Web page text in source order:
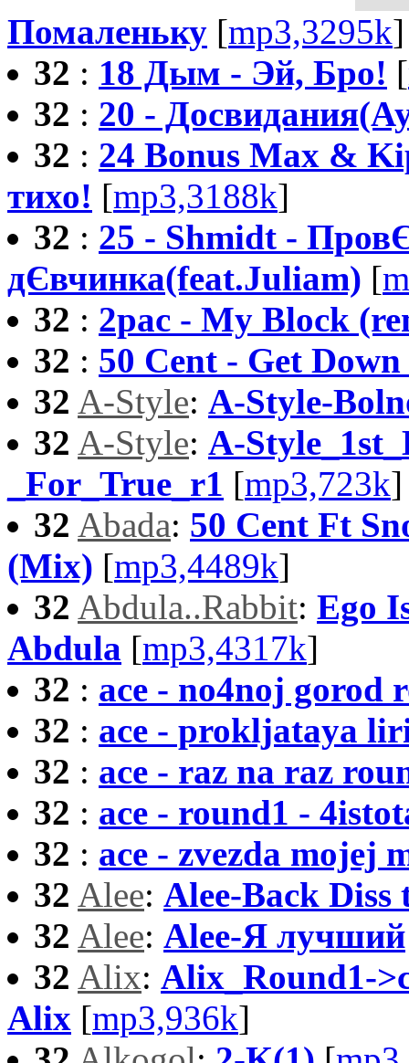
Помаленьку [mp3,3295k]
32 : 18 Дым - Эй, Бро! [
32 : 20 -
32 : 24 Bonus Max &
тихо! [mp3,3188k]
32 : 25 - Shmidt -
дЄвчинка(feat.Juliam) [
32 : 2pac - My Block
32 : 50 Cent - Get
32 A-Style: A-Style-
32 A-Style: A-
_For_True_r1 [mp3,723k]
32 Abada: 50 Cent Ft
(Mix) [mp3,4489k]
32 Abdula..Rabbit: Ego
Abdula [mp3,4317k]
32 : ace - no4noj gorod
32 : ace - prokljataya
32 : ace - raz na raz
32 : ace - round1 -
32 : ace - zvezda mojej
32 Alee: Alee-Back Diss
32 Alee: Alee-Я лучший
32 Alix: Alix_Round1-
Alix [mp3,936k]